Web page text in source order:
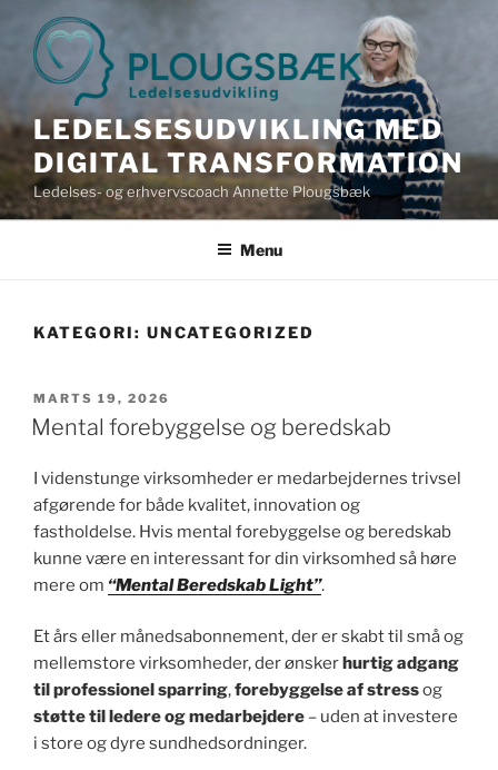
indhold
LEDELSESUDVIKLING MED
DIGITAL TRANSFORMATION
Ledelses- og erhvervscoach Annette Plougsbæk
Menu
KATEGORI: UNCATEGORIZED
UDGIVET
DEN
MARTS 19, 2026
Mental forebyggelse og beredskab
I videnstunge virksomheder er medarbejdernes trivsel
afgørende for både kvalitet, innovation og
fastholdelse. Hvis mental forebyggelse og beredskab
kunne være en interessant for din virksomhed så høre
mere om “Mental Beredskab Light”.
Et års eller månedsabonnement, der er skabt til små og
mellemstore virksomheder, der ønskerhurtig adgang
til professionel sparring,forebyggelse af stressog
støtte til ledere og medarbejdere – uden at investere
i store og dyre sundhedsordninger.